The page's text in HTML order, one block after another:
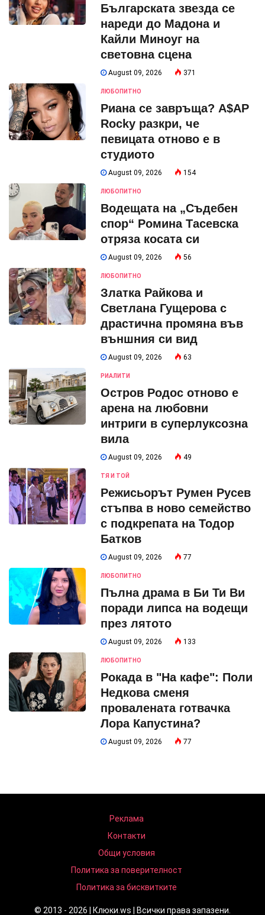
Българската звезда се
нареди до Мадона и
Кайли Миноуг на
световна сцена
August 09, 2026 371
ЛЮБОПИТНО
Риана се завръща? A$AP
Rocky разкри, че
певицата отново е в
студиото
August 09, 2026 154
ЛЮБОПИТНО
Водещата на „Съдебен
спор“ Ромина Тасевска
отряза косата си
August 09, 2026 56
ЛЮБОПИТНО
Златка Райкова и
Светлана Гущерова с
драстична промяна във
външния си вид
August 09, 2026 63
РИАЛИТИ
Остров Родос отново е
арена на любовни
интриги в суперлуксозна
вила
August 09, 2026 49
ТЯ И ТОЙ
Режисьорът Румен Русев
стъпва в ново семейство
с подкрепата на Тодор
Батков
August 09, 2026 77
ЛЮБОПИТНО
Пълна драма в Би Ти Ви
поради липса на водещи
през лятото
August 09, 2026 133
ЛЮБОПИТНО
Рокада в "На кафе": Поли
Недкова сменя
провалената готвачка
Лора Капустина?
August 09, 2026 77
Реклама
Контакти
Общи условия
Политика за поверителност
Политика за бисквитките
© 2013 - 2026 | Клюки.ws | Всички права запазени.